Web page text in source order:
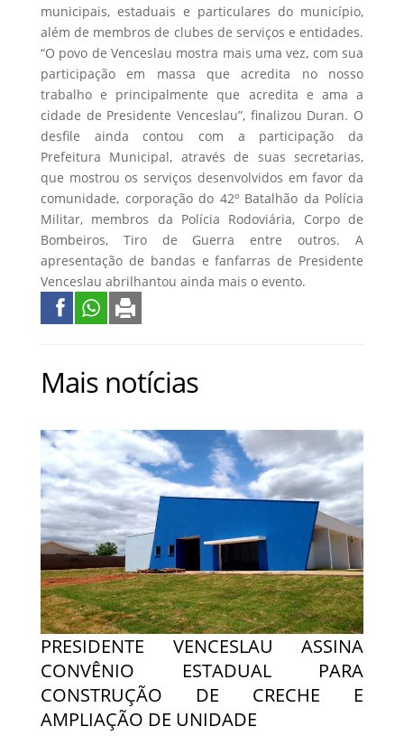
municipais, estaduais e particulares do município,
além de membros de clubes de serviços e entidades.
“O povo de Venceslau mostra mais uma vez, com sua
participação em massa que acredita no nosso
trabalho e principalmente que acredita e ama a
cidade de Presidente Venceslau”, finalizou Duran. O
desfile ainda contou com a participação da
Prefeitura Municipal, através de suas secretarias,
que mostrou os serviços desenvolvidos em favor da
comunidade, corporação do 42º Batalhão da Polícia
Militar, membros da Polícia Rodoviária, Corpo de
Bombeiros, Tiro de Guerra entre outros. A
apresentação de bandas e fanfarras de Presidente
Venceslau abrilhantou ainda mais o evento.
Mais notícias
PRESIDENTE VENCESLAU ASSINA
CONVÊNIO ESTADUAL PARA
CONSTRUÇÃO DE CRECHE E
AMPLIAÇÃO DE UNIDADE